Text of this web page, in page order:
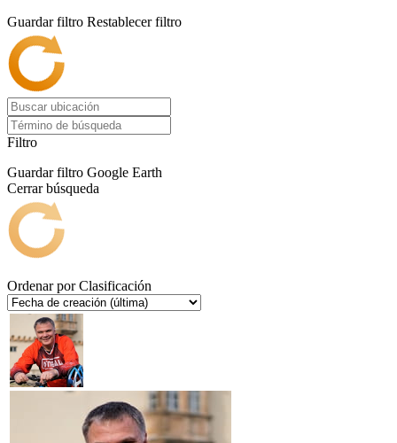
Guardar filtro Restablecer filtro
Filtro
Guardar filtro Google Earth
Cerrar búsqueda
Ordenar por Clasificación